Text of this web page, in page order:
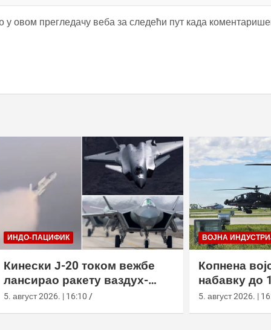
у овом прегледачу веба за следећи пут када
ИНДО-ПАЦИФИК
Кинески Ј-20 током вежбе
лансирао ракету ваздух-
ваздух са велике висине
5. август 2026. | 16:10
ВОЈНА
Копнена
набавку до
АХ-64Е
5. август 2026. |